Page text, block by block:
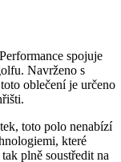
spojuje
Navrženo s
oblečení je určeno
toto polo nenabízí
které
plně soustředit na